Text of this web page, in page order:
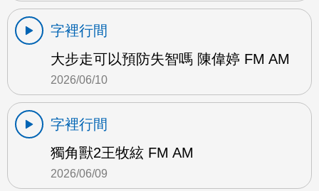
字裡行間
大步走可以預防失智嗎 陳偉婷 FM AM
2026/06/10
字裡行間
獨角獸2王牧絃 FM AM
2026/06/09